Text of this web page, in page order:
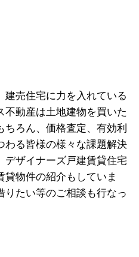
建売住宅に力を入れている
不動産は土地建物を買いた
ろん、価格査定、有効利
わる皆様の様々な課題解決
デザイナーズ戸建賃貸住宅
貸物件の紹介もしていま
りたい等のご相談も行なっ